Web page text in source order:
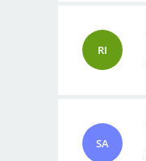
RI
SA